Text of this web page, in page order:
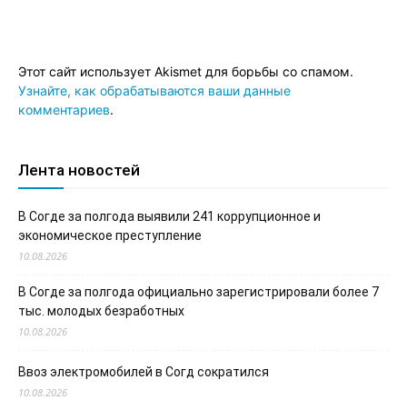
Этот сайт использует Akismet для борьбы со спамом.
Узнайте, как обрабатываются ваши данные
комментариев.
Лента новостей
В Согде за полгода выявили 241 коррупционное и
экономическое преступление
10.08.2026
В Согде за полгода официально зарегистрировали более 7
тыс. молодых безработных
10.08.2026
Ввоз электромобилей в Согд сократился
10.08.2026